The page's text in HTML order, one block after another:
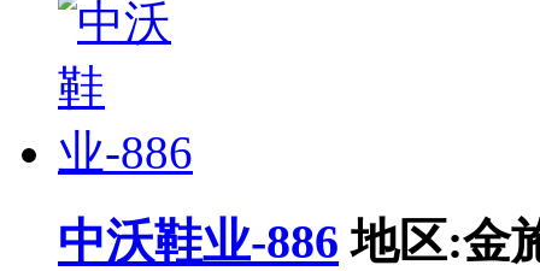
中沃鞋业-886 地区:金